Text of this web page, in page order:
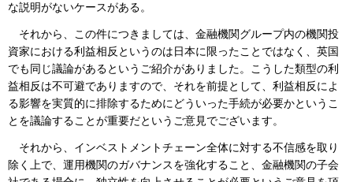
な説明がないケースがある。
それから、この件につきましては、金融機関グループ内の機関投
資家における利益相反というのは日本に限ったことではなく、英国
でも同じ議論があるというご紹介がありました。こうした類型の利
益相反は不可避でありますので、それを前提として、利益相反によ
る影響を実質的に排除するためにどういった手続が必要かというこ
とを議論することが重要だというご意見でございます。
それから、インベストメントチェーン全体に対する不信感を取り
除く上で、運用機関のガバナンスを強化すること、金融機関の子会